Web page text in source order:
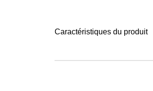
Caractéristiques du produit